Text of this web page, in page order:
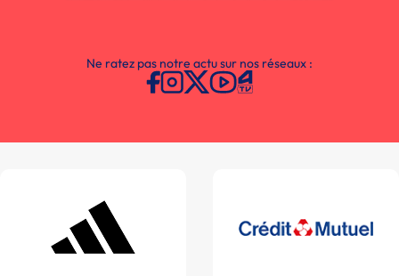
Ne ratez pas notre actu sur nos réseaux :